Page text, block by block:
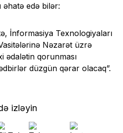
əhatə edə bilər:
İnformasiya Texnologiyaları
Nəzarət üzrə
ədalətin qorunması
düzgün qərar olacaq”.
izləyin